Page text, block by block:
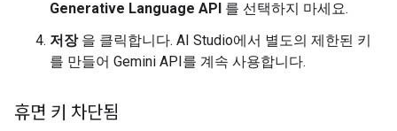
Generative Language API 를 선택하지 마세요.
저장을 클릭합니다. AI Studio에서 별도의 제한된 키
를 만들어 Gemini API를 계속 사용합니다.
휴면 키 차단됨